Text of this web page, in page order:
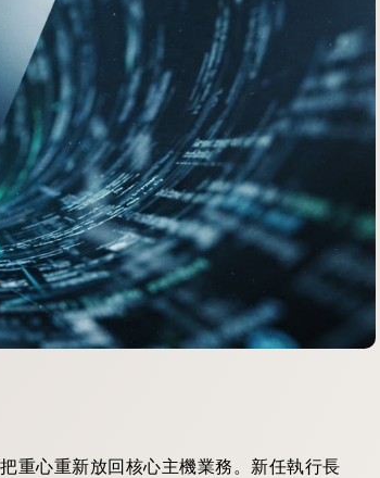
重心重新放回核心主機業務。新任執行長